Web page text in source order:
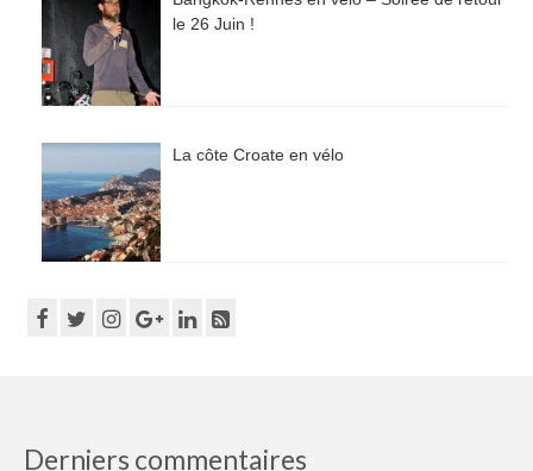
le 26 Juin !
La côte Croate en vélo
Derniers commentaires